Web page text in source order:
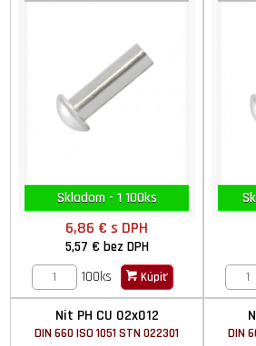
Skladom - 1 100ks
6,86 €s DPH
5,57 € bez DPH
100ks
Kúpiť
Nit PH CU 02x012
DIN 660 ISO 1051 STN 022301 DIN